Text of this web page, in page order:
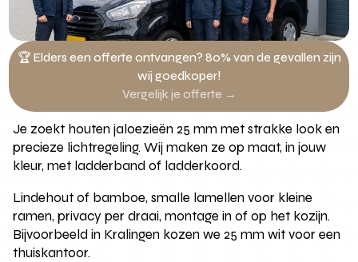
🏆 Elders een offerte ontvangen? 80% van de gevallen zijn
wij goedkoper!
Vergelijk je offerte →
Je zoekt houten jaloezieën 25 mm met strakke look en
precieze lichtregeling. Wij maken ze op maat, in jouw
kleur, met ladderband of ladderkoord.
Lindehout of bamboe, smalle lamellen voor kleine
ramen, privacy per draai, montage in of op het kozijn.
Bijvoorbeeld in Kralingen kozen we 25 mm wit voor een
thuiskantoor.